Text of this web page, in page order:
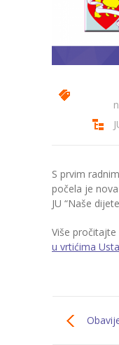
----
---- Zeko
----
-- Stručni
--
S prvim
počela je
JU “Naše
Više
u vrtićima